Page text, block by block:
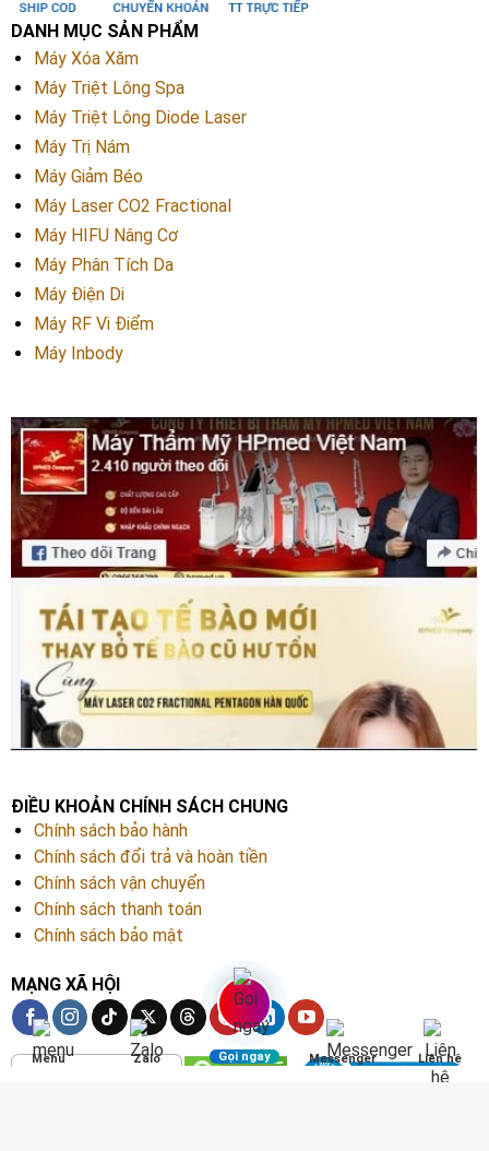
DANH MỤC SẢN PHẨM
Máy Xóa Xăm
Máy Triệt Lông Spa
Máy Triệt Lông Diode Laser
Máy Trị Nám
Máy Giảm Béo
Máy Laser CO2 Fractional
Máy HIFU Nâng Cơ
Máy Phân Tích Da
Máy Điện Di
Máy RF Vi Điểm
Máy Inbody
ĐIỀU KHOẢN CHÍNH SÁCH CHUNG
Chính sách bảo hành
Chính sách đổi trả và hoàn tiền
Chính sách vận chuyển
Chính sách thanh toán
Chính sách bảo mật
MẠNG XÃ HỘI
Menu Zalo Gọi ngay Messenger Liên hệ